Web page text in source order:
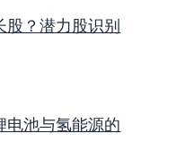
股？潜力股识别
电池与氢能源的